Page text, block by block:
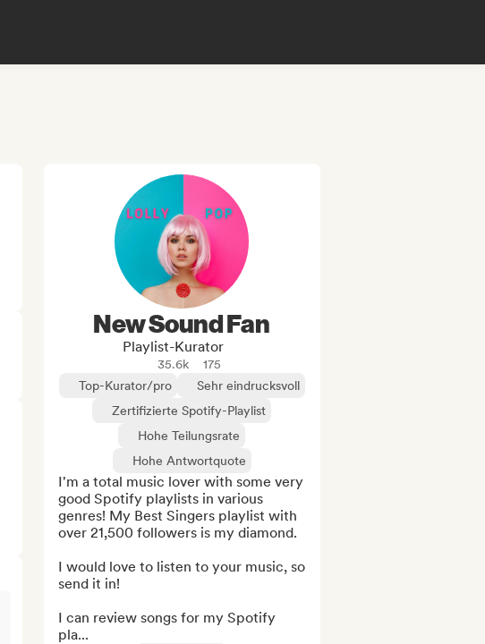
New Sound Fan
Playlist-Kurator
35.6k
175
Top-Kurator/pro
Sehr eindrucksvoll
Zertifizierte Spotify-Playlist
Hohe Teilungsrate
Hohe Antwortquote
I'm a total music lover with some very
good Spotify playlists in various
genres! My Best Singers playlist with
over 21,500 followers is my diamond.
I would love to listen to your music, so
send it in!
I can review songs for my Spotify
pla...